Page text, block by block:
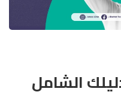
الشامل